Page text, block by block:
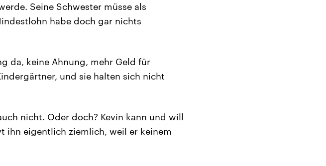
Seine Schwester müsse als
habe doch gar nichts
da, keine Ahnung, mehr Geld für
und sie halten sich nicht
nicht. Oder doch? Kevin kann und will
ihn eigentlich ziemlich, weil er keinem